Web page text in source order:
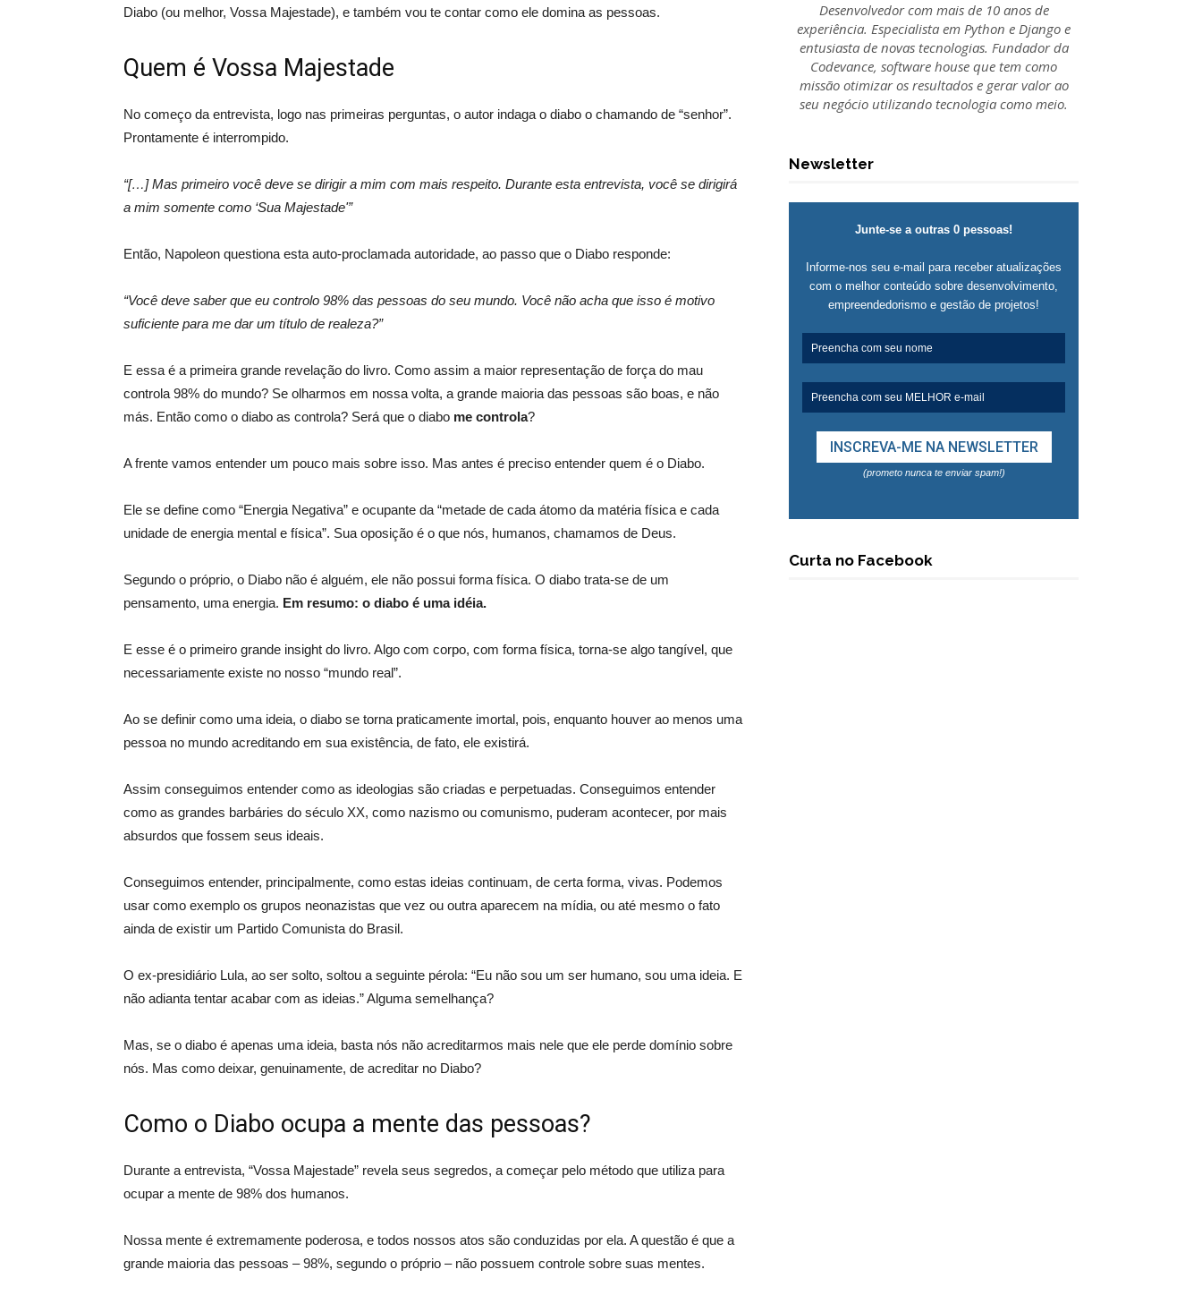
Diabo (ou melhor, Vossa Majestade), e também vou te contar como ele domina as pessoas.
Quem é Vossa Majestade
No começo da entrevista, logo nas primeiras perguntas, o autor indaga o diabo o chamando de “senhor”.
Prontamente é interrompido.
“[…] Mas primeiro você deve se dirigir a mim com mais respeito. Durante esta entrevista, você se dirigirá
a mim somente como ‘Sua Majestade'”
Então, Napoleon questiona esta auto-proclamada autoridade, ao passo que o Diabo responde:
“Você deve saber que eu controlo 98% das pessoas do seu mundo. Você não acha que isso é motivo
suficiente para me dar um título de realeza?”
E essa é a primeira grande revelação do livro. Como assim a maior representação de força do mau
controla 98% do mundo? Se olharmos em nossa volta, a grande maioria das pessoas são boas, e não
más. Então como o diabo as controla? Será que o diabo me controla?
A frente vamos entender um pouco mais sobre isso. Mas antes é preciso entender quem é o Diabo.
Ele se define como “Energia Negativa” e ocupante da “metade de cada átomo da matéria física e cada
unidade de energia mental e física”. Sua oposição é o que nós, humanos, chamamos de Deus.
Segundo o próprio, o Diabo não é alguém, ele não possui forma física. O diabo trata-se de um
pensamento, uma energia. Em resumo: o diabo é uma idéia.
E esse é o primeiro grande insight do livro. Algo com corpo, com forma física, torna-se algo tangível, que
necessariamente existe no nosso “mundo real”.
Ao se definir como uma ideia, o diabo se torna praticamente imortal, pois, enquanto houver ao menos uma
pessoa no mundo acreditando em sua existência, de fato, ele existirá.
Assim conseguimos entender como as ideologias são criadas e perpetuadas. Conseguimos entender
como as grandes barbáries do século XX, como nazismo ou comunismo, puderam acontecer, por mais
absurdos que fossem seus ideais.
Conseguimos entender, principalmente, como estas ideias continuam, de certa forma, vivas. Podemos
usar como exemplo os grupos neonazistas que vez ou outra aparecem na mídia, ou até mesmo o fato
ainda de existir um Partido Comunista do Brasil.
O ex-presidiário Lula, ao ser solto, soltou a seguinte pérola: “Eu não sou um ser humano, sou uma ideia. E
não adianta tentar acabar com as ideias.” Alguma semelhança?
Mas, se o diabo é apenas uma ideia, basta nós não acreditarmos mais nele que ele perde domínio sobre
nós. Mas como deixar, genuinamente, de acreditar no Diabo?
Como o Diabo ocupa a mente das pessoas?
Durante a entrevista, “Vossa Majestade” revela seus segredos, a começar pelo método que utiliza para
ocupar a mente de 98% dos humanos.
Nossa mente é extremamente poderosa, e todos nossos atos são conduzidas por ela. A questão é que a
grande maioria das pessoas – 98%, segundo o próprio – não possuem controle sobre suas mentes.
Desenvolvedor com mais de 10 anos de
experiência. Especialista em Python e Django e
entusiasta de novas tecnologias. Fundador da
Codevance, software house que tem como
missão otimizar os resultados e gerar valor ao
seu negócio utilizando tecnologia como meio.
Newsletter
Junte-se a outras 0 pessoas!
Informe-nos seu e-mail para receber atualizações
com o melhor conteúdo sobre desenvolvimento,
empreendedorismo e gestão de projetos!
(prometo nunca te enviar spam!)
Curta no Facebook